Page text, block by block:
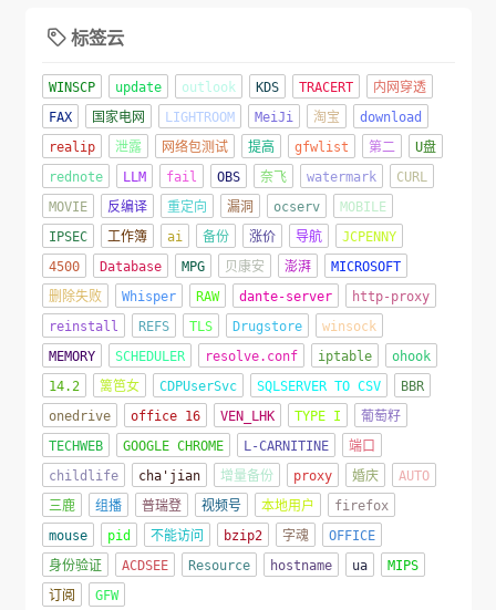
 标签云
WINSCP update outlook KDS TRACERT
内网穿透
FAX
国家电网 LIGHTROOM MeiJi 淘宝
download
realip
泄露 网络包测试 提高 gfwlist 第二
U盘
rednote
LLM fail OBS 奈飞 watermark
CURL
MOVIE
反编译 重定向 漏洞 ocserv
MOBILE
IPSEC
工作簿 ai 备份 涨价 导航
JCPENNY
4500
Database MPG 贝康安 澎湃
MICROSOFT
删除失败
Whisper RAW dante-server
http-proxy
reinstall
REFS TLS Drugstore
winsock
MEMORY
SCHEDULER resolve.conf iptable
ohook
14.2
篱笆女 CDPUserSvc SQLSERVER TO CSV
BBR
onedrive
office 16 VEN_LHK TYPE I
葡萄籽
TECHWEB
GOOGLE CHROME L-CARNITINE
端口
childlife
cha'jian 增量备份 proxy 婚庆
AUTO
三鹿
组播 普瑞登 视频号 本地用户
firefox
mouse
pid 不能访问 bzip2 字魂
OFFICE
身份验证
ACDSEE Resource hostname ua
MIPS
订阅
GFW